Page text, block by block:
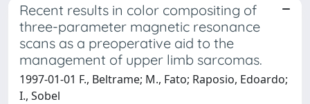
Recent results in color compositing of
three-parameter magnetic resonance
scans as a preoperative aid to the
management of upper limb sarcomas.
1997-01-01 F., Beltrame; M., Fato; Raposio, Edoardo;
I., Sobel